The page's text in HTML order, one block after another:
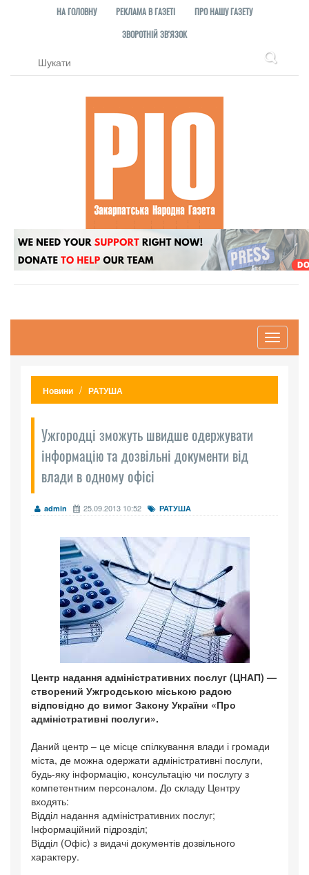
НА ГОЛОВНУ РЕКЛАМА В ГАЗЕТІ
ПРО НАШУ ГАЗЕТУ
ЗВОРОТНІЙ ЗВ'ЯЗОК
Toggle
Новини РАТУША
Ужгородці зможуть швидше одержувати
інформацію та дозвільні документи від
влади в одному офісі
admin 25.09.2013 10:52 РАТУША
Центр надання адміністративних послуг (ЦНАП) —
створений Ужгродською міською радою
відповідно до вимог Закону України «Про
адміністративні послуги».
Даний центр – це місце спілкування влади і громади
міста, де можна одержати адміністративні послуги,
будь-яку інформацію, консультацію чи послугу з
компетентним персоналом. До складу Центру
входять:
Відділ надання адміністративних послуг;
Інформаційний підрозділ;
Відділ (Офіс) з видачі документів дозвільного
характеру.